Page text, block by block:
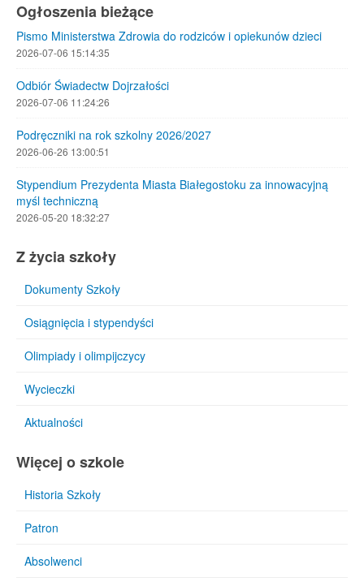
Ogłoszenia bieżące
Pismo Ministerstwa Zdrowia do rodziców i opiekunów dzieci
2026-07-06 15:14:35
Odbiór Świadectw Dojrzałości
2026-07-06 11:24:26
Podręczniki na rok szkolny 2026/2027
2026-06-26 13:00:51
Stypendium Prezydenta Miasta Białegostoku za innowacyjną
myśl techniczną
2026-05-20 18:32:27
Z życia szkoły
Dokumenty Szkoły
Osiągnięcia i stypendyści
Olimpiady i olimpijczycy
Wycieczki
Aktualności
Więcej o szkole
Historia Szkoły
Patron
Absolwenci